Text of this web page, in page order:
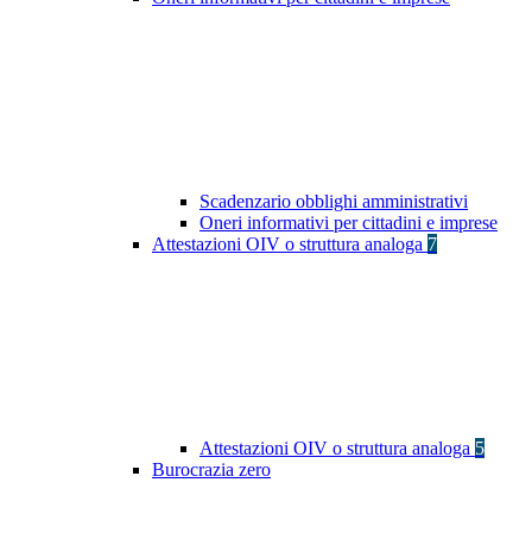
Scadenzario obblighi amministrativi
Oneri informativi per cittadini e imprese
Attestazioni OIV o struttura analoga 7
Attestazioni OIV o struttura analoga 5
Burocrazia zero